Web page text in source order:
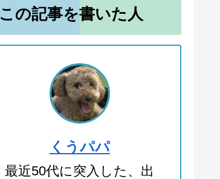
この記事を書いた人
くうパパ
最近50代に突入した、出